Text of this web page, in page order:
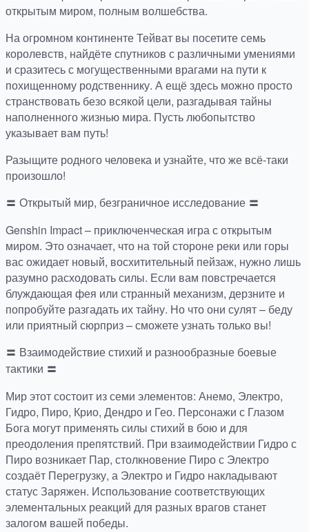
открытым миром, полным волшебства.
На огромном континенте Тейват вы посетите семь
королевств, найдёте спутников с различными умениями
и сразитесь с могущественными врагами на пути к
похищенному родственнику. А ещё здесь можно просто
странствовать безо всякой цели, разгадывая тайны
наполненного жизнью мира. Пусть любопытство
указывает вам путь!
Разыщите родного человека и узнайте, что же всё-таки
произошло!
〓 Открытый мир, безграничное исследование 〓
Genshin Impact – приключенческая игра с открытым
миром. Это означает, что на той стороне реки или горы
вас ожидает новый, восхитительный пейзаж, нужно лишь
разумно расходовать силы. Если вам повстречается
блуждающая фея или странный механизм, дерзните и
попробуйте разгадать их тайну. Но что они сулят – беду
или приятный сюрприз – сможете узнать только вы!
〓 Взаимодействие стихий и разнообразные боевые
тактики 〓
Мир этот состоит из семи элементов: Анемо, Электро,
Гидро, Пиро, Крио, Дендро и Гео. Персонажи с Глазом
Бога могут применять силы стихий в бою и для
преодоления препятствий. При взаимодействии Гидро с
Пиро возникает Пар, столкновение Пиро с Электро
создаёт Перегрузку, а Электро и Гидро накладывают
статус Заряжен. Использование соответствующих
элементальных реакций для разных врагов станет
залогом вашей победы.